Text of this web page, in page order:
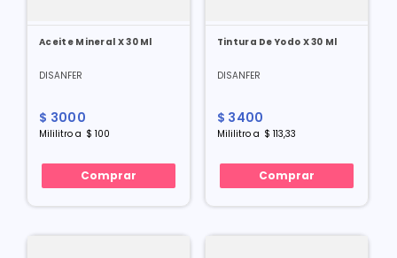
Aceite Mineral X 30 Ml
DISANFER
$ 3000
Mililitro a $ 100
Comprar
Tintura De Yodo X 30 Ml
DISANFER
$ 3400
Mililitroa $ 113,33
Comprar